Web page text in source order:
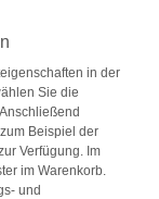
in der
Sie die
Beispiel der
Verfügung. Im
im Warenkorb.
und